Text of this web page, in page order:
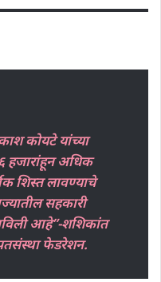
कोयटे यांच्या
हजारांहून अधिक
शिस्त लावण्याचे
सहकारी
आहे”-शशिकांत
फेडरेशन.